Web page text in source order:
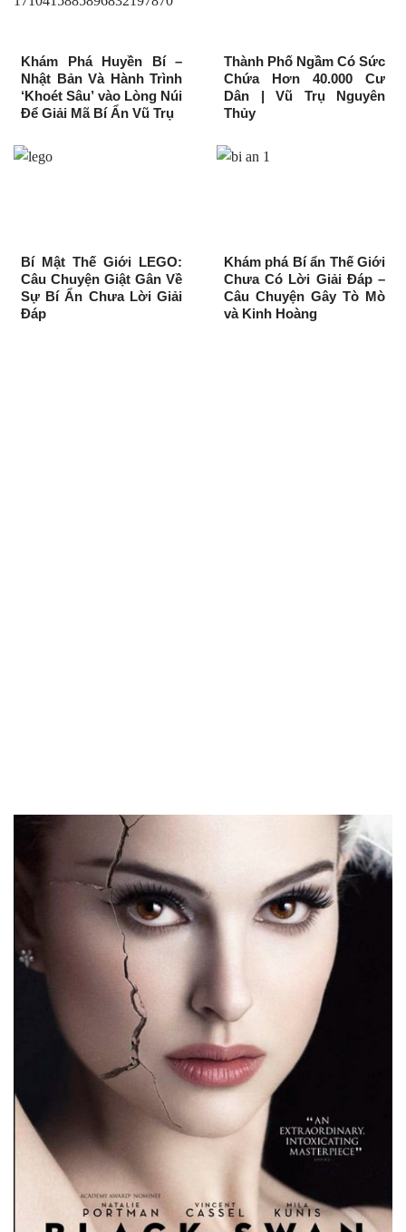
Khám Phá Huyền Bí –
Nhật Bản Và Hành Trình
‘Khoét Sâu’ vào Lòng Núi
Để Giải Mã Bí Ẩn Vũ Trụ
Thành Phố Ngầm Có Sức
Chứa Hơn 40.000 Cư
Dân | Vũ Trụ Nguyên
Thủy
Bí Mật Thế Giới LEGO:
Câu Chuyện Giật Gân Về
Sự Bí Ẩn Chưa Lời Giải
Đáp
Khám phá Bí ẩn Thế Giới
Chưa Có Lời Giải Đáp –
Câu Chuyện Gây Tò Mò
và Kinh Hoàng